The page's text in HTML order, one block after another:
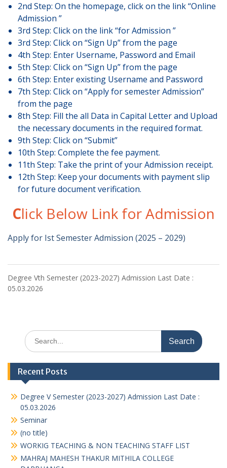
2nd Step: On the homepage, click on the link “Online
Admission ”
3rd Step: Click on the link “for Admission ”
3rd Step: Click on “Sign Up” from the page
4th Step: Enter Username, Password and Email
5th Step: Click on “Sign Up” from the page
6th Step: Enter existing Username and Password
7th Step: Click on “Apply for semester Admission”
from the page
8th Step: Fill the all Data in Capital Letter and Upload
the necessary documents in the required format.
9th Step: Click on “Submit”
10th Step: Complete the fee payment.
11th Step: Take the print of your Admission receipt.
12th Step: Keep your documents with payment slip
for future document verification.
Click Below Link for Admission
Apply for Ist Semester Admission (2025 – 2029)
Degree Vth Semester (2023-2027) Admission Last Date :
05.03.2026
Search
for:
Recent Posts
Degree V Semester (2023-2027) Admission Last Date :
05.03.2026
Seminar
(no title)
WORKIG TEACHING & NON TEACHING STAFF LIST
MAHRAJ MAHESH THAKUR MITHILA COLLEGE